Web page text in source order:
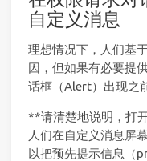
自定义消息
理想情况下，人们基
因，但如果有必要提
话框（Alert）出现之
**请清楚地说明，打
人们在自定义消息屏
以把预先提示信息（